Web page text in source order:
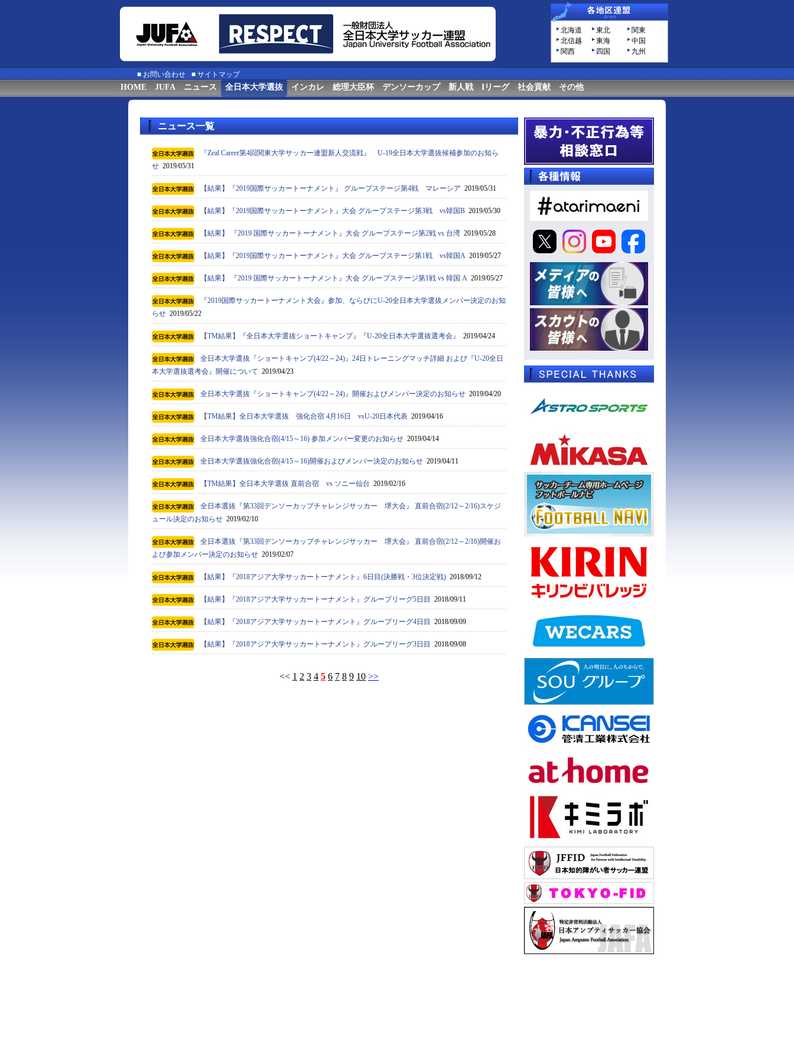
北海道 東北
関東
北信越
東海
中国
関西
四国 九州
■ お問い合わせ ■ サイトマップ
HOME JUFA ニュース 全日本大学選抜 インカレ 総理大臣杯 デンソーカップ 新人戦 Iリーグ 社会貢献 その他
ニュース一覧
『Zeal Career第4回関東大学サッカー連盟新人交流戦』 U-19全日本大学選抜候補参加のお知ら
せ 2019/05/31
【結果】『2019国際サッカートーナメント』 グループステージ第4戦 マレーシア 2019/05/31
【結果】『2019国際サッカートーナメント』大会 グループステージ第3戦 vs韓国B 2019/05/30
【結果】 『2019 国際サッカートーナメント』大会 グループステージ第2戦 vs 台湾 2019/05/28
【結果】『2019国際サッカートーナメント』大会 グループステージ第1戦 vs韓国A 2019/05/27
【結果】 『2019 国際サッカートーナメント』大会 グループステージ第1戦 vs 韓国 A 2019/05/27
『2019国際サッカートーナメント大会』参加、ならびにU-20全日本大学選抜メンバー決定のお知
らせ 2019/05/22
【TM結果】『全日本大学選抜ショートキャンプ』『U-20全日本大学選抜選考会』 2019/04/24
全日本大学選抜『ショートキャンプ(4/22～24)』24日トレーニングマッチ詳細 および『U-20全日
本大学選抜選考会』開催について 2019/04/23
全日本大学選抜『ショートキャンプ(4/22～24)』開催およびメンバー決定のお知らせ 2019/04/20
【TM結果】全日本大学選抜 強化合宿 4月16日 vsU-20日本代表 2019/04/16
全日本大学選抜強化合宿(4/15～16) 参加メンバー変更のお知らせ 2019/04/14
全日本大学選抜強化合宿(4/15～16)開催およびメンバー決定のお知らせ 2019/04/11
【TM結果】全日本大学選抜 直前合宿 vs ソニー仙台 2019/02/16
全日本選抜『第33回デンソーカップチャレンジサッカー 堺大会』 直前合宿(2/12～2/16)スケジ
ュール決定のお知らせ 2019/02/10
全日本選抜『第33回デンソーカップチャレンジサッカー 堺大会』 直前合宿(2/12～2/16)開催お
よび参加メンバー決定のお知らせ 2019/02/07
【結果】『2018アジア大学サッカートーナメント』6日目(決勝戦・3位決定戦) 2018/09/12
【結果】『2018アジア大学サッカートーナメント』グループリーグ5日目 2018/09/11
【結果】『2018アジア大学サッカートーナメント』グループリーグ4日目 2018/09/09
【結果】『2018アジア大学サッカートーナメント』グループリーグ3日目 2018/09/08
<< 1 2 3 4 5 6 7 8 9 10 >>